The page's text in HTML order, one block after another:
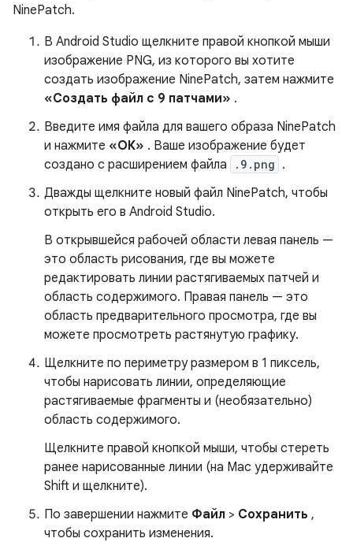
NinePatch.
В Android Studio щелкните правой кнопкой мыши
изображение PNG, из которого вы хотите
создать изображение NinePatch, затем нажмите
«Создать файл с 9 патчами» .
Введите имя файла для вашего образа NinePatch
и нажмите «ОК» . Ваше изображение будет
создано с расширением файла
.9.png .
Дважды щелкните новый файл NinePatch, чтобы
открыть его в Android Studio.
В открывшейся рабочей области левая панель —
это область рисования, где вы можете
редактировать линии растягиваемых патчей и
область содержимого. Правая панель — это
область предварительного просмотра, где вы
можете просмотреть растянутую графику.
Щелкните по периметру размером в 1 пиксель,
чтобы нарисовать линии, определяющие
растягиваемые фрагменты и (необязательно)
область содержимого.
Щелкните правой кнопкой мыши, чтобы стереть
ранее нарисованные линии (на Mac удерживайте
Shift и щелкните).
По завершении нажмите Файл > Сохранить ,
чтобы сохранить изменения.